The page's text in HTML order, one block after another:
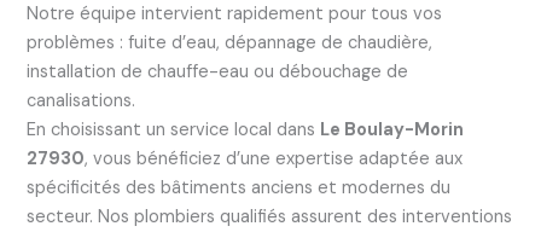
Notre équipe intervient rapidement pour tous vos
problèmes : fuite d’eau, dépannage de chaudière,
installation de chauffe-eau ou débouchage de
canalisations.
En choisissant un service local dans Le Boulay-Morin
27930, vous bénéficiez d’une expertise adaptée aux
spécificités des bâtiments anciens et modernes du
secteur. Nos plombiers qualifiés assurent des interventions